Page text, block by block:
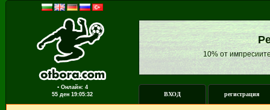
▪ Онлайн: 4
55 ден 19:05:32
10% от
ВХОД регистрация